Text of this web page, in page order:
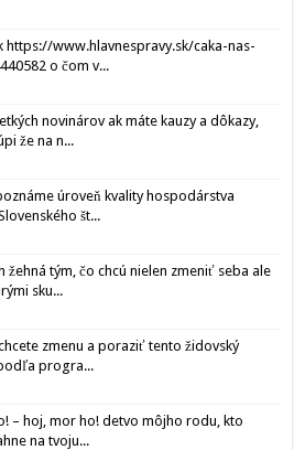
https://www.hlavnespravy.sk/caka-nas-
o čom v...
novinárov ak máte kauzy a dôkazy,
že na n...
úroveň kvality hospodárstva
št...
žehná tým, čo chcú nielen zmeniť seba ale
sku...
zmenu a poraziť tento židovský
progra...
– hoj, mor ho! detvo môjho rodu, kto
na tvoju...